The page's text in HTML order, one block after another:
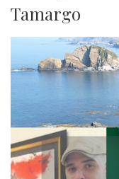
Tamargo